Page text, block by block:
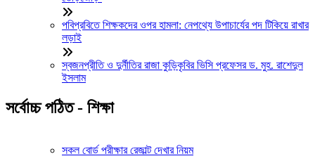
পবিপ্রবিতে শিক্ষকদের ওপর হামলা: নেপথ্যে উপাচার্যের পদ টিকিয়ে রাখার
লড়াই
স্বজনপ্রীতি ও দুর্নীতির রাজা কুড়িকৃবির ভিসি প্রফেসর ড. মুহ. রাশেদুল
ইসলাম
সর্বোচ্চ পঠিত - শিক্ষা
সকল বোর্ড পরীক্ষার রেজাল্ট দেখার নিয়ম